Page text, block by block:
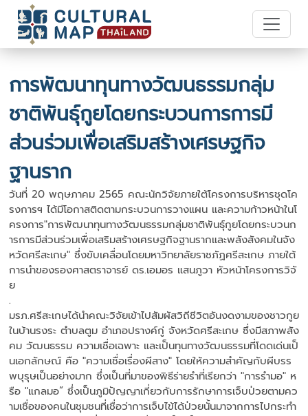
การพัฒนาทุนทางวัฒนธรรมกลุ่ม
ชาติพันธุ์กูยโดยกระบวนการการมี
ส่วนร่วมเพื่อเสริมสร้างเศรษฐกิจ
ฐานราก
วันที่ 20 พฤษภาคม 2565 คณะนักวิจัยภายใต้โครงการบริหารชุดโค
รงการฯ ได้มีโอกาสติดตามกระบวนการวางแผน และความก้าวหน้าในโ
ครงการ"การพัฒนาทุนทางวัฒนธรรมกลุ่มชาติพันธุ์กูยโดยกระบวนก
ารการมีส่วนร่วมเพื่อเสริมสร้างเศรษฐกิจฐานรากและพลังสังคมในจัง
หวัดศรีสะเกษ" ซึ่งขับเคลื่อนโดยมหาวิทยาลัยราชภัฏศรีสะเกษ ภายใต้
การนำของรองศาสตราจารย์ ดร.เอมอร แสนภูวา หัวหน้าโครงการวิจั
ย
.
มรภ.ศรีสะเกษได้นำคณะวิจัยเข้าไปสัมผัสวิถีชีวิตอันงดงามของชาวกูย
ในบ้านรงระ ตําบลตูม อําเภอปรางค์กู่ จังหวัดศรีสะเกษ ซึ่งมีสภาพสัง
คม วัฒนธรรม ความเชื่อเฉพาะ และเป็นทุนทางวัฒนธรรมที่โดดเด่นเป็
นเอกลักษณ์ คือ "ความเชื่อเรื่องผีสาง" โดยให้ความสำคัญกับผีบรร
พบุรุษเป็นอย่างมาก ซึ่งเป็นที่มาของพิธีร่ายรำที่เรียกว่า "การรำมอ" ห
รือ "แกลมอ” ซึ่งเป็นภูมิปัญญาเกี่ยวกับการรักษาการเจ็บป่วยตามคว
ามเชื่อของคนในชุมชนที่เชื่อว่าการเจ็บไข้ได้ป่วยนั้นมาจากการไปกระทำ